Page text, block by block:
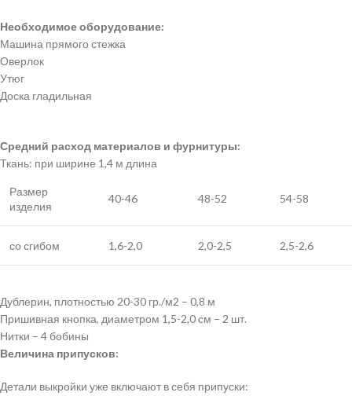
Необходимое оборудование:
Машина прямого стежка
Оверлок
Утюг
Доска гладильная
Средний расход материалов и фурнитуры:
Ткань: при ширине 1,4 м длина
Размер
изделия
40-46 48-52 54-58
со сгибом 1,6-2,0 2,0-2,5 2,5-2,6
Дублерин, плотностью 20-30 гр./м2 – 0,8 м
Пришивная кнопка, диаметром 1,5-2,0 см – 2 шт.
Нитки – 4 бобины
Величина припусков:
Детали выкройки уже включают в себя припуски: